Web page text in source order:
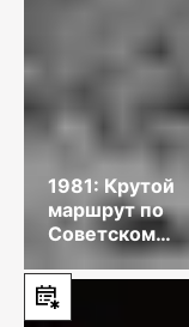
1981: Крутой
маршрут по
Советскому
Союзу